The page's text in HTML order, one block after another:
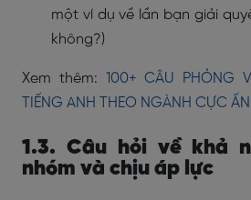
một ví dụ về lần bạn giải
không?)
Xem thêm: 100+ CÂU PHỎNG
TIẾNG ANH THEO NGÀNH CỰC
1.3. Câu hỏi về khả
nhóm và chịu áp lực